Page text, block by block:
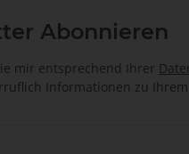
Abonnieren
mir entsprechend Ihrer
Informationen zu